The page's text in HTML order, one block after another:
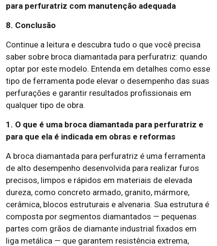
para perfuratriz com manutenção adequada
8. Conclusão
Continue a leitura e descubra tudo o que você precisa
saber sobre broca diamantada para perfuratriz: quando
optar por este modelo. Entenda em detalhes como esse
tipo de ferramenta pode elevar o desempenho das suas
perfurações e garantir resultados profissionais em
qualquer tipo de obra.
1. O que é uma broca diamantada para perfuratriz e
para que ela é indicada em obras e reformas
A broca diamantada para perfuratriz é uma ferramenta
de alto desempenho desenvolvida para realizar furos
precisos, limpos e rápidos em materiais de elevada
dureza, como concreto armado, granito, mármore,
cerâmica, blocos estruturais e alvenaria. Sua estrutura é
composta por segmentos diamantados — pequenas
partes com grãos de diamante industrial fixados em
liga metálica — que garantem resistência extrema,